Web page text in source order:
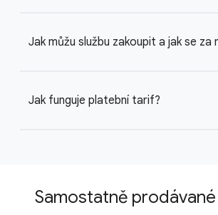
Jak můžu službu zakoupit a jak se za
Jak funguje platební tarif?
Samostatně